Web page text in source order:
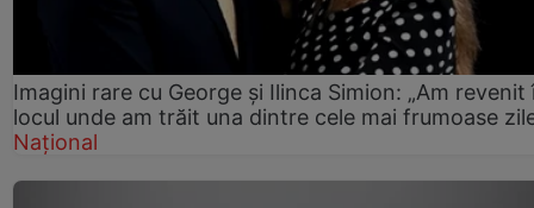
Imagini rare cu George și Ilinca Simion: „Am revenit
locul unde am trăit una dintre cele mai frumoase
Național